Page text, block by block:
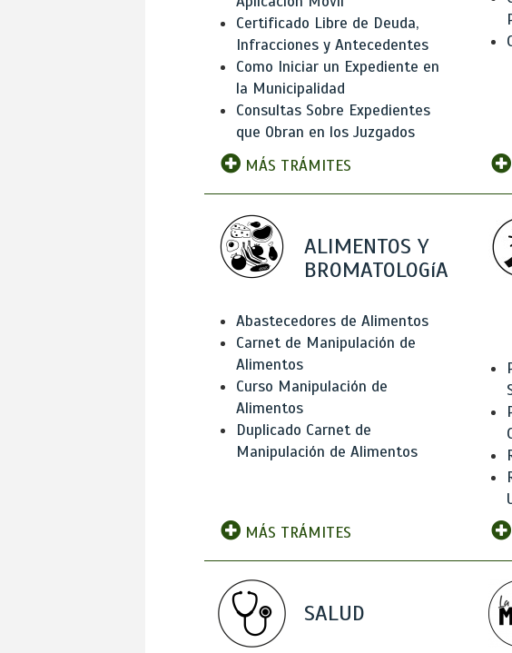
Certificado Libre de Deuda,
Infracciones y Antecedentes
Como Iniciar un Expediente en
la Municipalidad
Consultas Sobre Expedientes
que Obran en los Juzgados
MÁS TRÁMITES
ALIMENTOS Y
BROMATOLOGíA
Abastecedores de Alimentos
Carnet de Manipulación de
Alimentos
Curso Manipulación de
Alimentos
Duplicado Carnet de
Manipulación de Alimentos
MÁS TRÁMITES
SALUD